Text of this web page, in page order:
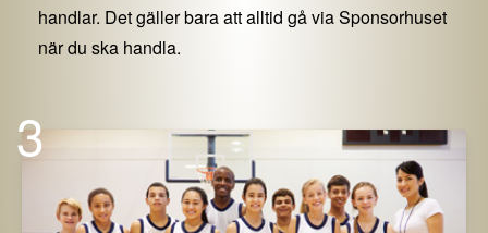
handlar. Det gäller bara att alltid gå via Sponsorhuset
när du ska handla.
3